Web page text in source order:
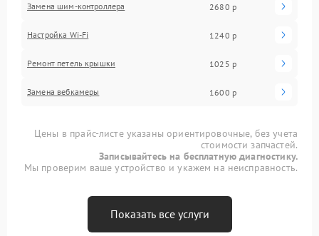
Замена шим-контроллера 2680 р
Настройка Wi-Fi 1240 р
Ремонт петель крышки 1025 р
Замена вебкамеры 1600 р
Цены в прайс-листе указаны ориентировочные, без учета
стоимости запчастей.
Записывайтесь на бесплатную диагностику.
Мы проверим ваше устройство и укажем на неисправность.
Показать все услуги